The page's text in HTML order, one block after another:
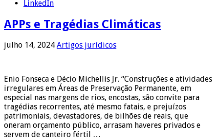
LinkedIn
APPs e Tragédias Climáticas
julho 14, 2024 Artigos jurídicos
Enio Fonseca e Décio Michellis Jr. “Construções e atividades
irregulares em Áreas de Preservação Permanente, em
especial nas margens de rios, encostas, são convite para
tragédias recorrentes, até mesmo fatais, e prejuízos
patrimoniais, devastadores, de bilhões de reais, que
oneram orçamento público, arrasam haveres privados e
servem de canteiro fértil …